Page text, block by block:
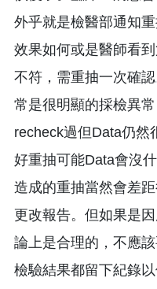
外乎就是檢醫部通知
效果如何或是醫師看
不符，需重抽一次確
常是很明顯的採檢異
recheck過但Data仍然
好重抽可能Data會沒
造成的重抽當然會差
更改報告。但如果是
論上是合理的，不應
檢驗結果都留下紀錄